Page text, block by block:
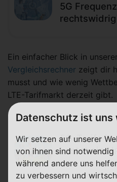
5G
rechtswidrig
Ein einfacher Blick in
Vergleichsrechner zeigt dir
musst und wie wenig
LTE-Tarifmarkt derzeit gibt.
5G-Tarife
kostet ein
Datenschutz ist uns
Wir setzen auf unserer
von ihnen sind notwendig
während andere uns
zu verbessern und